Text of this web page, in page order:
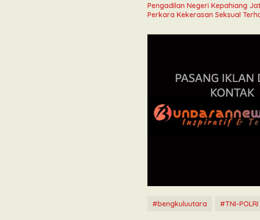
Pengadilan Negeri Kepahiang
Perkara Kekerasan Seksual
#bengkuluutara #TNI-POLRI